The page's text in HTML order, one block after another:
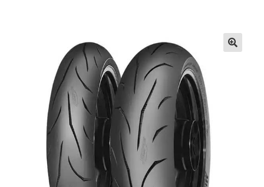
menu
Kontakty